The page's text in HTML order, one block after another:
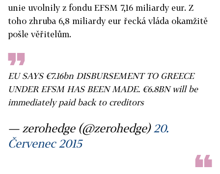
unie uvolnily z fondu EFSM 7,16 miliardy eur. Z
toho zhruba 6,8 miliardy eur řecká vláda okamžitě
pošle věřitelům.
EU SAYS €7.16bn DISBURSEMENT TO GREECE
UNDER EFSM HAS BEEN MADE. €6.8BN will be
immediately paid back to creditors
— zerohedge (@zerohedge) 20.
Červenec 2015